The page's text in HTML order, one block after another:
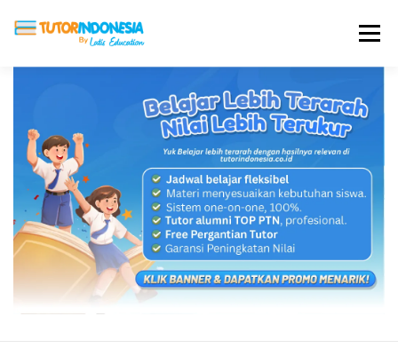
Menu
ABOUT US JADI PENGAJAR
BIAYA LES TESTIMONI PROFIL ALUMNI
BLOG DAFTAR SEKOLAH